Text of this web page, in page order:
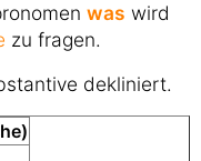
was wird
zu fragen.
dekliniert.